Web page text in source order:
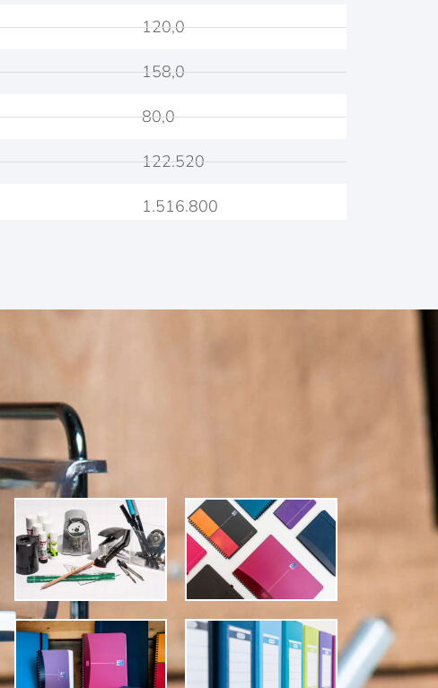
120,0
158,0
80,0
122.520
1.516.800